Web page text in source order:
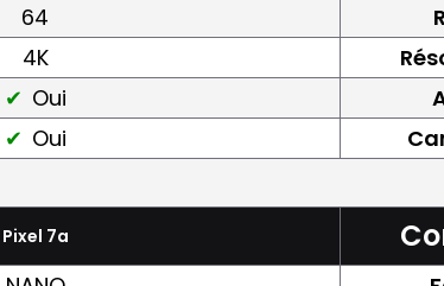
64
4K
Oui
Oui
Pixel 7a